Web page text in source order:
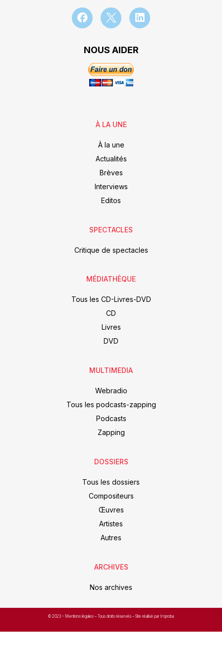
NOUS AIDER
À LA UNE
À la une
Actualités
Brèves
Interviews
Editos
SPECTACLES
Critique de spectacles
MÉDIATHÈQUE
Tous les CD-Livres-DVD
CD
Livres
DVD
MULTIMEDIA
Webradio
Tous les podcasts-zapping
Podcasts
Zapping
DOSSIERS
Tous les dossiers
Compositeurs
Œuvres
Artistes
Autres
ARCHIVES
Nos archives
© 2023 – Mentions légales – Tous droits réservés – Site réalisé par Improba